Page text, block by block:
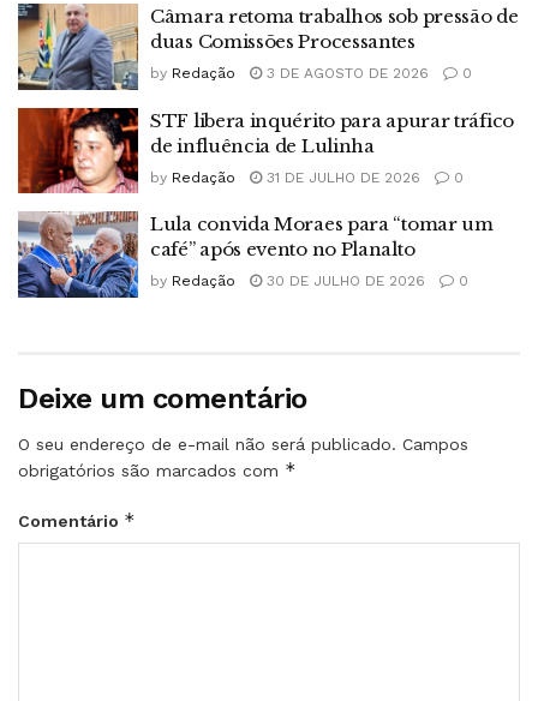
Câmara retoma trabalhos sob pressão de
duas Comissões Processantes
by Redação 3 DE AGOSTO DE 2026 0
STF libera inquérito para apurar tráfico
de influência de Lulinha
by Redação 31 DE JULHO DE 2026 0
Lula convida Moraes para “tomar um
café” após evento no Planalto
by Redação 30 DE JULHO DE 2026 0
Deixe um comentário
O seu endereço de e-mail não será publicado. Campos
obrigatórios são marcados com *
Comentário *